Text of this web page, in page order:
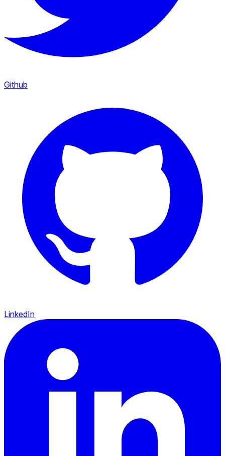
Github
LinkedIn